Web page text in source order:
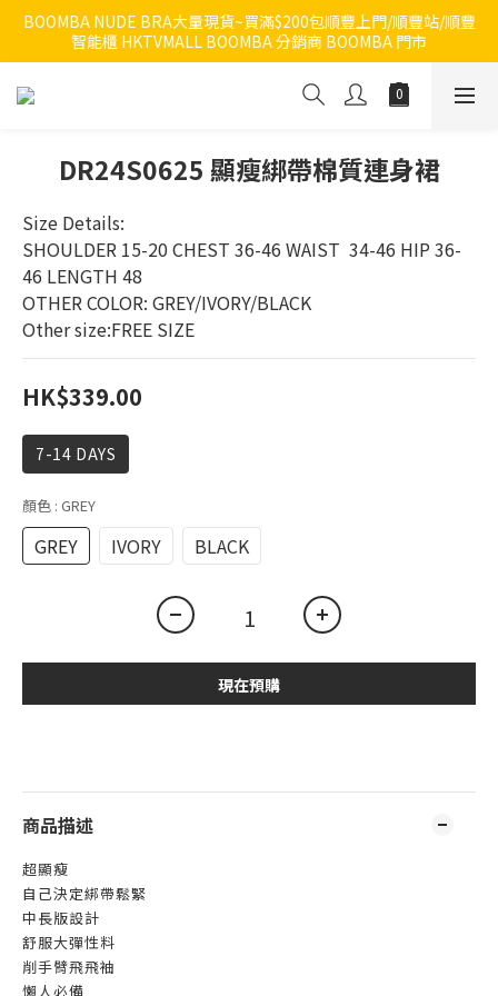
BOOMBA NUDE BRA大量現貨~買滿$200包順豐上門/順豐站/順豐
智能櫃 HKTVMALL BOOMBA 分銷商 BOOMBA 門市
DR24S0625 顯瘦綁帶棉質連身裙
Size Details:
SHOULDER 15-20 CHEST 36-46 WAIST  34-46 HIP 36-
46 LENGTH 48
OTHER COLOR: GREY/IVORY/BLACK
Other size:FREE SIZE
HK$339.00
7-14 DAYS
顏色 : GREY
GREY IVORY BLACK
現在預購
商品描述
超顯瘦
自己決定綁帶鬆緊
中長版設計
舒服大彈性料
削手臂飛飛袖
懶人必備